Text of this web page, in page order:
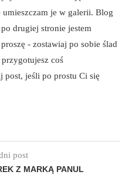
je w galerii. Blog
drugiej stronie jestem
- zostawiaj po sobie ślad
coś
post, jeśli po prostu Ci się
post
Z MARKĄ PANUL